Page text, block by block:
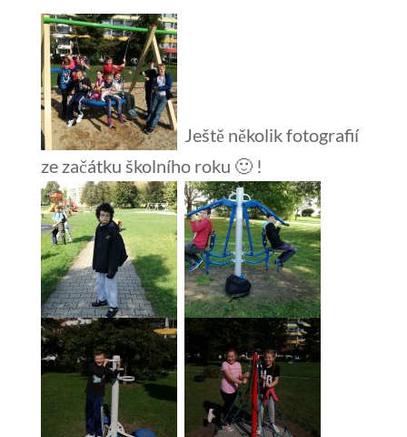
Ještě několik fotografií
ze začátku školního roku 🙂 !